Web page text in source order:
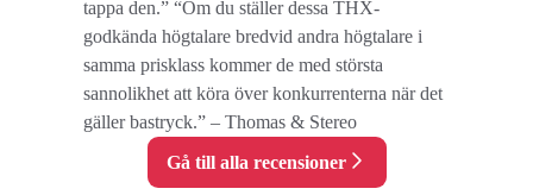
tappa den.” “Om du ställer dessa THX-
godkända högtalare bredvid andra högtalare i
samma prisklass kommer de med största
sannolikhet att köra över konkurrenterna när det
gäller bastryck.” – Thomas & Stereo
Gå till alla recensioner